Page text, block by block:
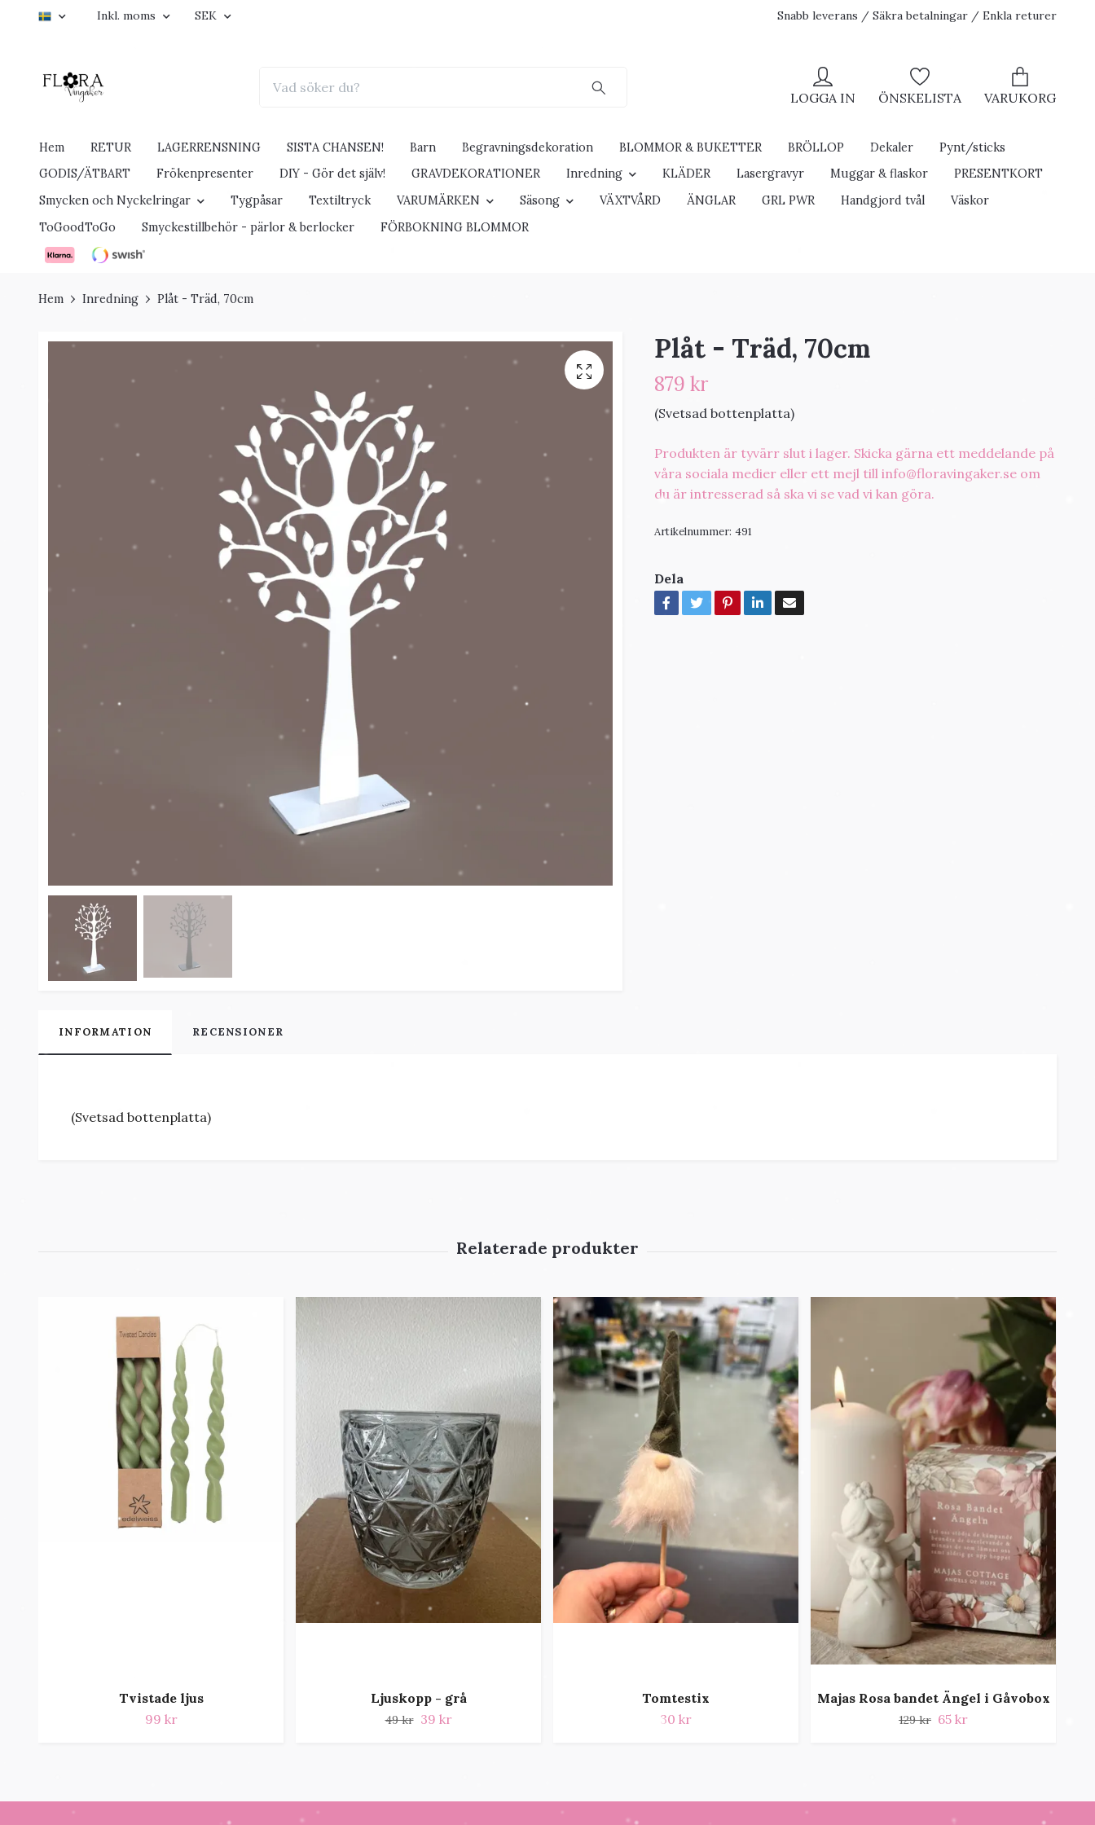
Inkl. moms SEK Snabb leverans / Säkra betalningar / Enkla returer
LOGGA IN ÖNSKELISTA VARUKORG
Hem RETUR LAGERRENSNING SISTA CHANSEN! Barn Begravningsdekoration BLOMMOR & BUKETTER BRÖLLOP Dekaler
Pynt/sticks
GODIS/ÄTBART
Frökenpresenter DIY - Gör det själv! GRAVDEKORATIONER Inredning KLÄDER Lasergravyr Muggar & flaskor
PRESENTKORT
Smycken och Nyckelringar
Tygpåsar Textiltryck VARUMÄRKEN Säsong VÄXTVÅRD ÄNGLAR GRL PWR Handgjord tvål
Väskor
ToGoodToGo
Smyckestillbehör - pärlor & berlocker FÖRBOKNING BLOMMOR
Hem Inredning Plåt - Träd, 70cm
Plåt - Träd, 70cm
879 kr
(Svetsad bottenplatta)
Produkten är tyvärr slut i lager. Skicka gärna ett meddelande på
våra sociala medier eller ett mejl till info@floravingaker.seom
du är intresserad så ska vi se vad vi kan göra.
Artikelnummer: 491
Dela
INFORMATION RECENSIONER
(Svetsad bottenplatta)
Tvistade ljus
99 kr
Ljuskopp - grå
49 kr 39 kr
Tomtestix
30 kr
Majas Rosa bandet Ängel i Gåvobox
129 kr 65 kr